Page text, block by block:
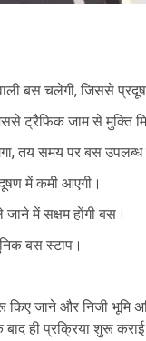
बस चलेगी, जिससे
ट्रैफिक जाम से मुक्ति
तय समय पर बस उपलब्ध
में कमी आएगी।
में सक्षम हाेंगी बस।
बस स्टाप।
किए जाने और निजी
ही प्रक्रिया शुरू कराई